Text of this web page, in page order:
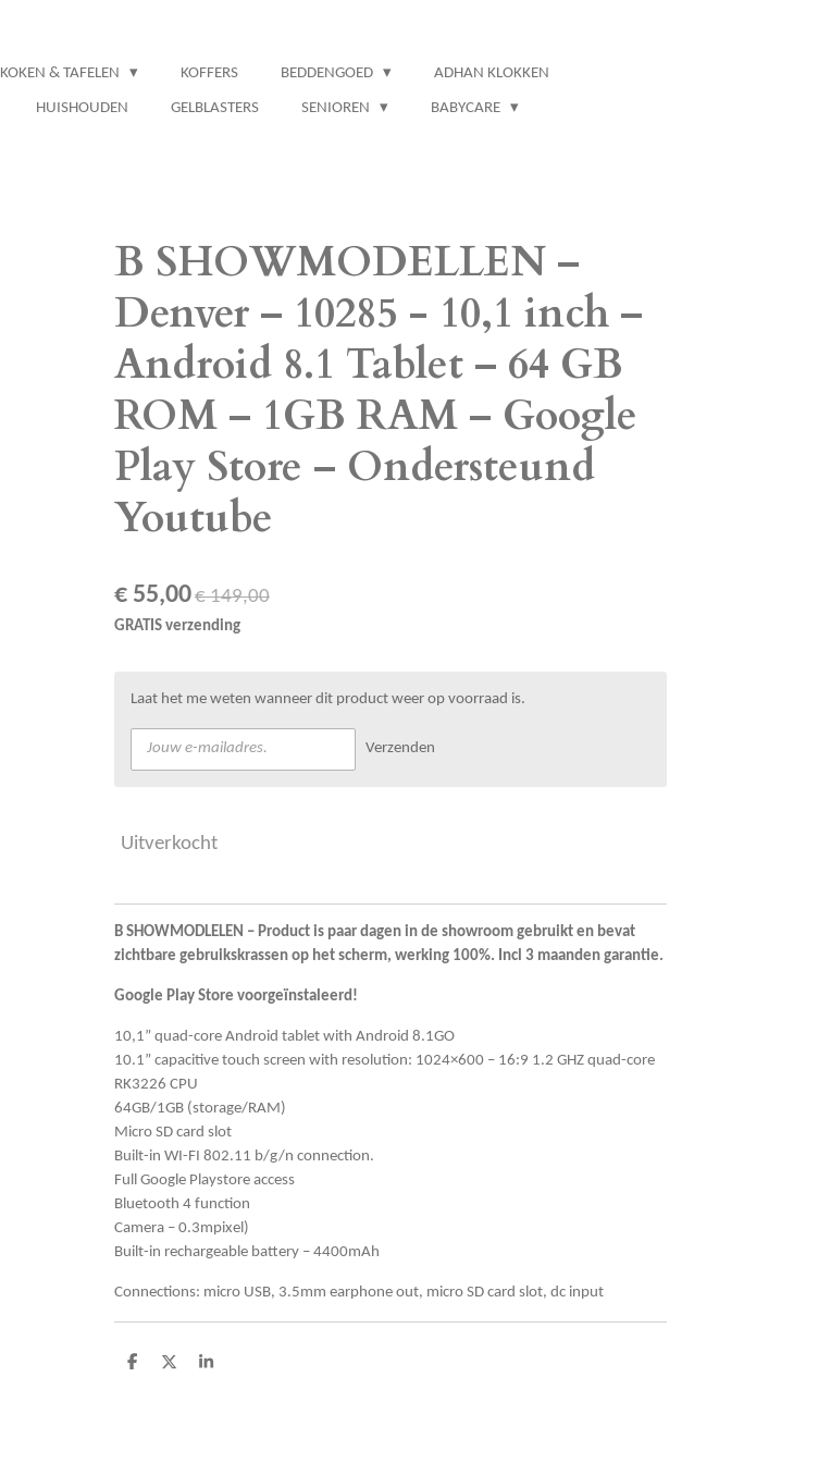
KOKEN & TAFELEN KOFFERS BEDDENGOED ADHAN KLOKKEN
HUISHOUDEN GELBLASTERS SENIOREN BABYCARE
B SHOWMODELLEN –
Denver – 10285 - 10,1 inch –
Android 8.1 Tablet – 64 GB
ROM – 1GB RAM – Google
Play Store – Ondersteund
Youtube
€ 55,00€ 149,00
GRATIS verzending
Laat het me weten wanneer dit product weer op voorraad is.
Verzenden
Uitverkocht
B SHOWMODLELEN – Product is paar dagen in de showroom gebruikt en bevat
zichtbare gebruikskrassen op het scherm, werking 100%. Incl 3 maanden garantie.
Google Play Store voorgeïnstaleerd!
10,1” quad-core Android tablet with Android 8.1GO
10.1” capacitive touch screen with resolution: 1024×600 – 16:9 1.2 GHZ quad-core
RK3226 CPU
64GB/1GB (storage/RAM)
Micro SD card slot
Built-in WI-FI 802.11 b/g/n connection.
Full Google Playstore access
Bluetooth 4 function
Camera – 0.3mpixel)
Built-in rechargeable battery – 4400mAh
Connections: micro USB, 3.5mm earphone out, micro SD card slot, dc input
D
D
S